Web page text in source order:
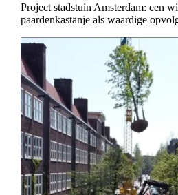
Project stadstuin Amsterdam: een
paardenkastanje als waardige